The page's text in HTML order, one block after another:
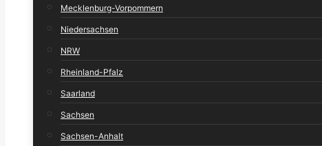
Mecklenburg-Vorpommern
Niedersachsen
NRW
Rheinland-Pfalz
Saarland
Sachsen
Sachsen-Anhalt